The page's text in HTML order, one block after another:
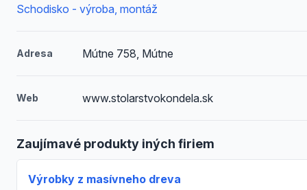
Schodisko - výroba, montáž
Adresa Mútne 758, Mútne
Web www.stolarstvokondela.sk
Zaujímavé produkty iných firiem
Výrobky z masívneho dreva